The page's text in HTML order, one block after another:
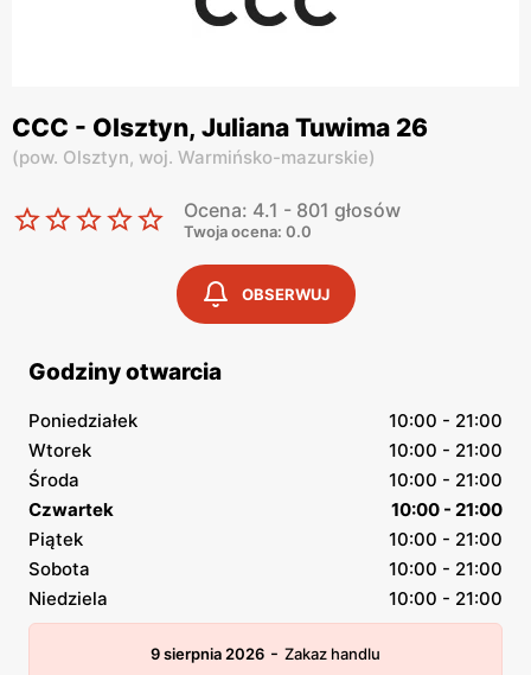
CCC - Olsztyn, Juliana Tuwima 26
(pow. Olsztyn, woj. Warmińsko-mazurskie)
Ocena: 4.1 - 801 głosów
Twoja ocena: 0.0
OBSERWUJ
Godziny otwarcia
Poniedziałek
10:00 - 21:00
Wtorek
10:00 - 21:00
Środa
10:00 - 21:00
Czwartek
10:00 - 21:00
Piątek
10:00 - 21:00
Sobota
10:00 - 21:00
Niedziela
10:00 - 21:00
9 sierpnia 2026 - Zakaz handlu